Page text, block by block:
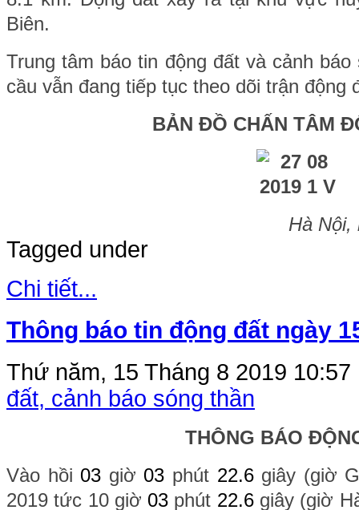
Biên.
Trung tâm báo tin động đất và cảnh
cầu vẫn đang tiếp tục theo dõi trận động
BẢN ĐỒ CHẤN TÂM
Hà Nội,
Tagged under
Chi tiết...
Thông báo tin động đất ngày
Thứ năm, 15 Tháng 8 2019 10:57
đất, cảnh báo sóng thần
THÔNG BÁO
Vào hồi 03 giờ 03 phút 22.6 giây (giờ
2019 tức 10 giờ 03 phút 22.6giây (giờ